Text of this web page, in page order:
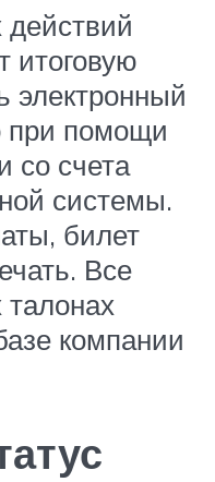
итоговую
электронный
при помощи
со счета
системы.
билет
Все
компании